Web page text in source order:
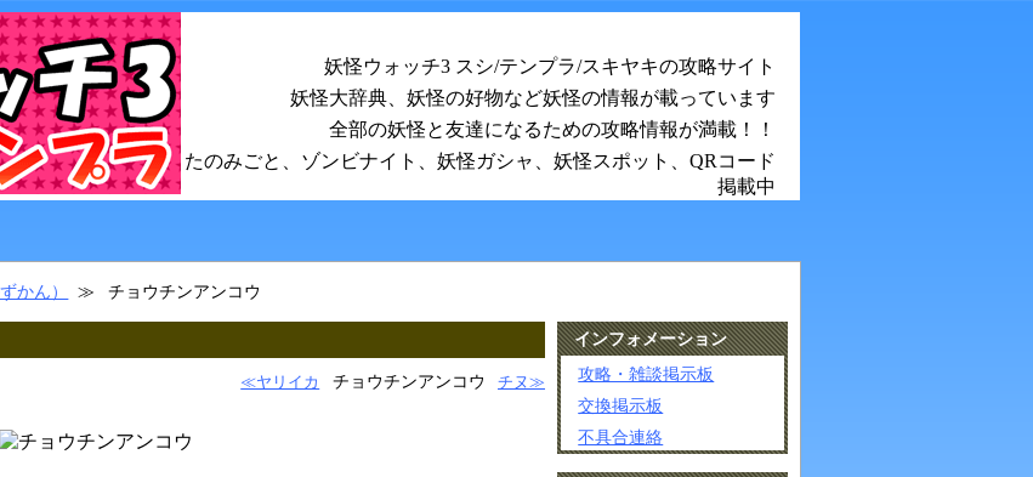
妖怪ウォッチ3 スシ/テンプラ/スキヤキの攻略サイト
妖怪大辞典、妖怪の好物など妖怪の情報が載っています
全部の妖怪と友達になるための攻略情報が満載！！
たのみごと、ゾンビナイト、妖怪ガシャ、妖怪スポット、QRコード
掲載中
かん） チョウチンアンコウ
≪ヤリイカ チョウチンアンコウ チヌ≫
インフォメーション
攻略・雑談掲示板
交換掲示板
不具合連絡